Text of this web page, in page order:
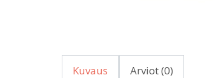
Kuvaus Arviot (0)